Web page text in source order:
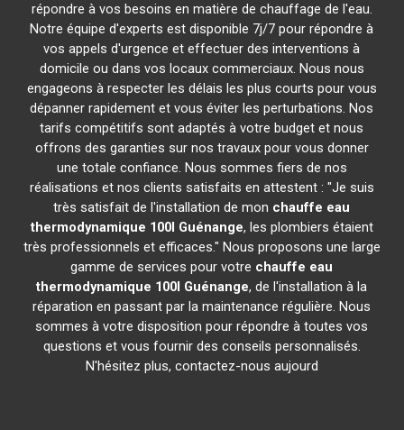
répondre à vos besoins en matière de chauffage de l'eau.
Notre équipe d'experts est disponible 7j/7 pour répondre à
vos appels d'urgence et effectuer des interventions à
domicile ou dans vos locaux commerciaux. Nous nous
engageons à respecter les délais les plus courts pour vous
dépanner rapidement et vous éviter les perturbations. Nos
tarifs compétitifs sont adaptés à votre budget et nous
offrons des garanties sur nos travaux pour vous donner
une totale confiance. Nous sommes fiers de nos
réalisations et nos clients satisfaits en attestent : "Je suis
très satisfait de l'installation de mon chauffe eau
thermodynamique 100l Guénange, les plombiers étaient
très professionnels et efficaces." Nous proposons une large
gamme de services pour votre chauffe eau
thermodynamique 100l Guénange, de l'installation à la
réparation en passant par la maintenance régulière. Nous
sommes à votre disposition pour répondre à toutes vos
questions et vous fournir des conseils personnalisés.
N'hésitez plus, contactez-nous aujourd